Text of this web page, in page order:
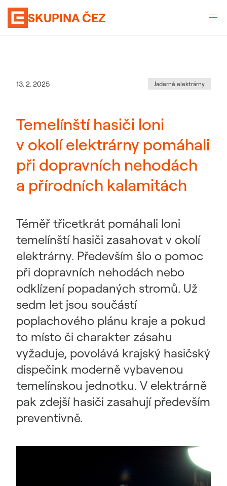
SKUPINA ČEZ
Datum zveřejnění
13. 2. 2025 Kategorie:
Jaderné elektrárny
Temelínští hasiči loni
v okolí elektrárny pomáhali
při dopravních nehodách
a přírodních kalamitách
Téměř třicetkrát pomáhali loni
temelínští hasiči zasahovat v okolí
elektrárny. Především šlo o pomoc
při dopravních nehodách nebo
odklízení popadaných stromů. Už
sedm let jsou součástí
poplachového plánu kraje a pokud
to místo či charakter zásahu
vyžaduje, povolává krajský hasičský
dispečink moderně vybavenou
temelínskou jednotku. V elektrárně
pak zdejší hasiči zasahují především
preventivně.